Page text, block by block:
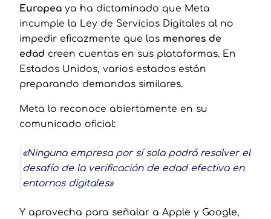
Europeaya ha dictaminado que Meta
incumple la Ley de Servicios Digitales al no
impedir eficazmente que los menores de
edad creen cuentas en sus plataformas. En
Estados Unidos, varios estados están
preparando demandas similares.
Meta lo reconoce abiertamente en su
comunicado oficial:
«Ninguna empresa por sí sola podrá resolver el
desafío de la verificación de edad efectiva en
entornos digitales»
Y aprovecha para señalar a Apple y Google,